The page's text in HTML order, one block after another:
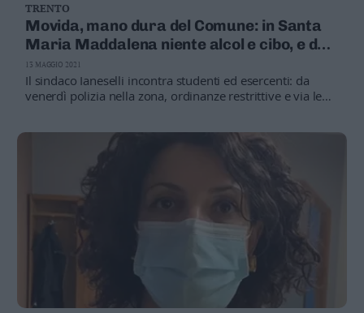
TRENTO
Movida, mano dura del Comune: in Santa
Maria Maddalena niente alcol e cibo, e due
vicoli chiusi
Il sindaco Ianeselli incontra studenti ed esercenti: da
venerdì polizia nella zona, ordinanze restrittive e via le
13 MAGGIO 2021